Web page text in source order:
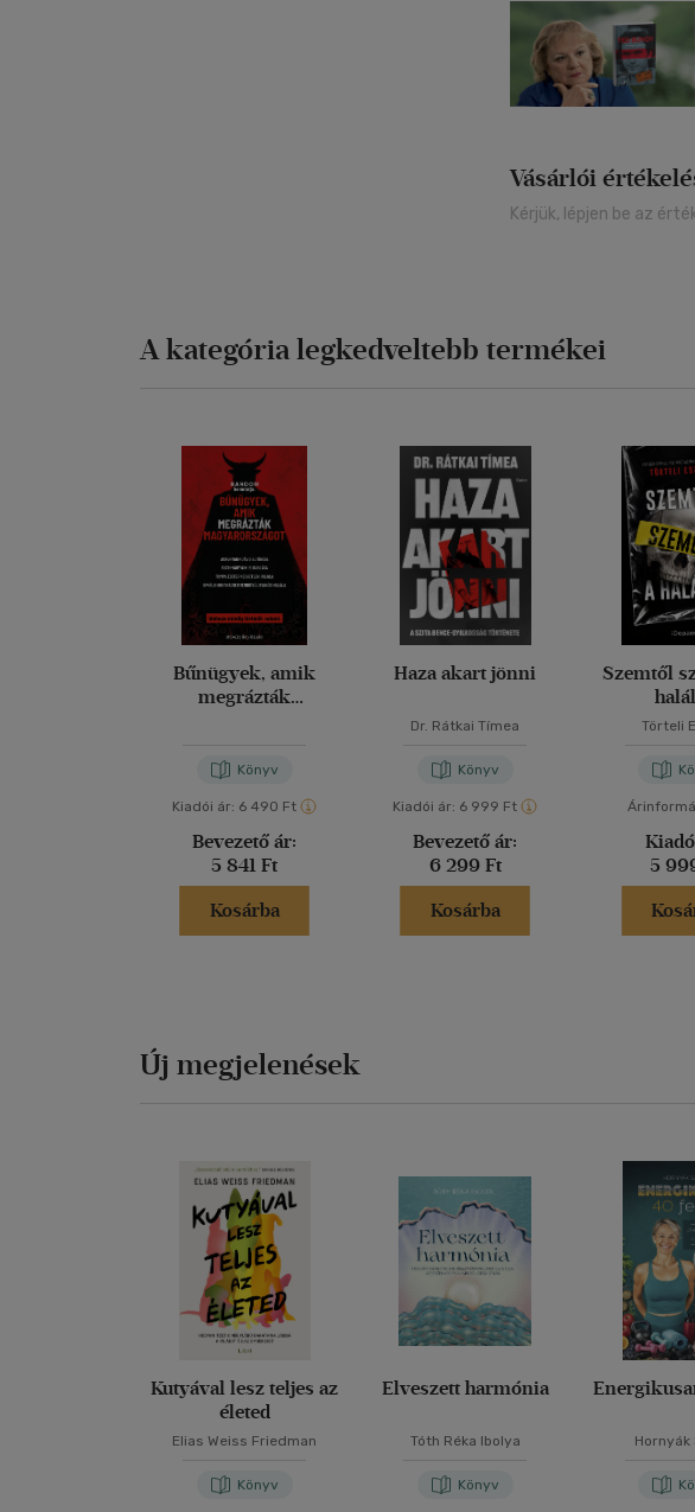
Vásárlói
Kérjük, lépjen be az
A kategória legkedveltebb termékei
Bűnügyek, amik
megrázták
Könyv
Kiadói ár: 6 490 Ft
Bevezető ár:
5 841 Ft
Kosárba
Haza akart jönni
Dr. Rátkai Tímea
Könyv
Kiadói ár: 6 999 Ft
Bevezető ár:
6 299 Ft
Kosárba
Szemtől
Törteli
5
Új megjelenések
Kutyával lesz teljes az
életed
Elias Weiss Friedman
Könyv
Elveszett harmónia
Tóth Réka Ibolya
Könyv
Hornyák